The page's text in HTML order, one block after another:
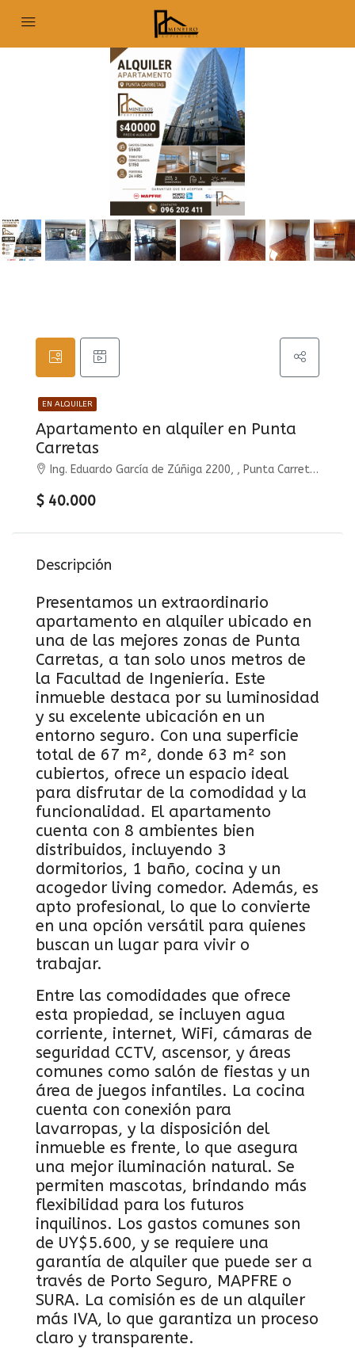
EN ALQUILER
Apartamento en alquiler en Punta
Carretas
Ing. Eduardo García de Zúñiga 2200, , Punta Carretas
$ 40.000
Descripción
Presentamos un extraordinario
apartamento en alquiler ubicado en
una de las mejores zonas de Punta
Carretas, a tan solo unos metros de
la Facultad de Ingeniería. Este
inmueble destaca por su luminosidad
y su excelente ubicación en un
entorno seguro. Con una superficie
total de 67 m², donde 63 m² son
cubiertos, ofrece un espacio ideal
para disfrutar de la comodidad y la
funcionalidad. El apartamento
cuenta con 8 ambientes bien
distribuidos, incluyendo 3
dormitorios, 1 baño, cocina y un
acogedor living comedor. Además, es
apto profesional, lo que lo convierte
en una opción versátil para quienes
buscan un lugar para vivir o
trabajar.
Entre las comodidades que ofrece
esta propiedad, se incluyen agua
corriente, internet, WiFi, cámaras de
seguridad CCTV, ascensor, y áreas
comunes como salón de fiestas y un
área de juegos infantiles. La cocina
cuenta con conexión para
lavarropas, y la disposición del
inmueble es frente, lo que asegura
una mejor iluminación natural. Se
permiten mascotas, brindando más
flexibilidad para los futuros
inquilinos. Los gastos comunes son
de UY$5.600, y se requiere una
garantía de alquiler que puede ser a
través de Porto Seguro, MAPFRE o
SURA. La comisión es de un alquiler
más IVA, lo que garantiza un proceso
claro y transparente.